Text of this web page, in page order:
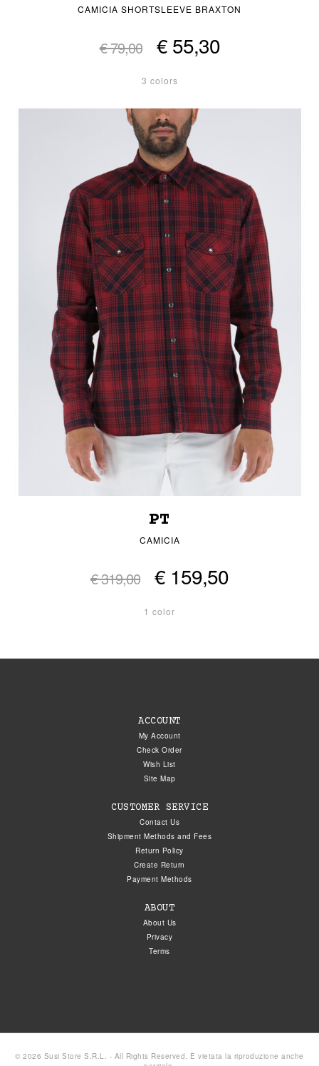
CAMICIA SHORTSLEEVE BRAXTON
€ 79,00 € 55,30
3 colors
PT
CAMICIA
€ 319,00 € 159,50
1 color
ACCOUNT
My Account
Check Order
Wish List
Site Map
CUSTOMER SERVICE
Contact Us
Shipment Methods and Fees
Return Policy
Create Return
Payment Methods
ABOUT
About Us
Privacy
Terms
© 2026 Susi Store S.R.L. - All Rights Reserved. È vietata la riproduzione anche